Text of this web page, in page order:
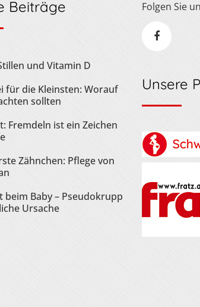
Beiträge
und Vitamin D
für die Kleinsten: Worauf
sollten
Fremdeln ist ein Zeichen
Zähnchen: Pflege von
beim Baby – Pseudokrupp
Ursache
Folgen Sie
Unsere